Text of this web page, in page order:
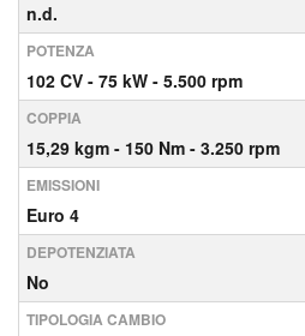
n.d.
POTENZA
102 CV - 75 kW - 5.500 rpm
COPPIA
15,29 kgm - 150 Nm - 3.250 rpm
EMISSIONI
Euro 4
DEPOTENZIATA
No
TIPOLOGIA CAMBIO